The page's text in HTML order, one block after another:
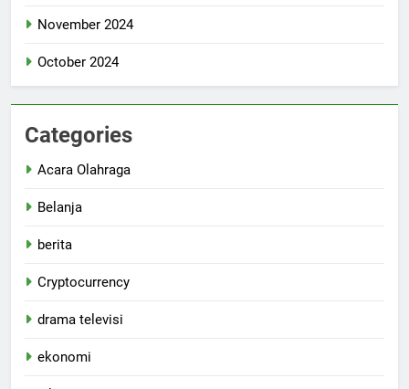
November 2024
October 2024
Categories
Acara Olahraga
Belanja
berita
Cryptocurrency
drama televisi
ekonomi